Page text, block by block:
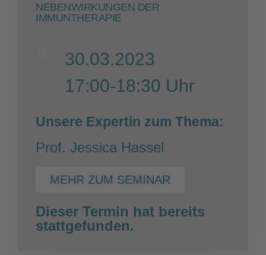
NEBENWIRKUNGEN DER
IMMUNTHERAPIE
30.03.2023
17:00-18:30 Uhr
Unsere Expertin zum Thema:
Prof. Jessica Hassel
MEHR ZUM SEMINAR
Dieser Termin hat bereits
stattgefunden.